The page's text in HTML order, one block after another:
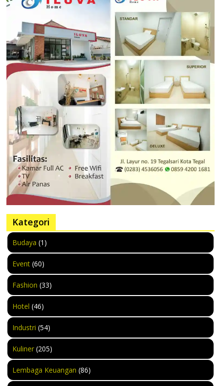
Kategori
Budaya (1)
Event (60)
Fashion (33)
Hotel (46)
Industri (54)
Kuliner (205)
Lembaga Keuangan (86)